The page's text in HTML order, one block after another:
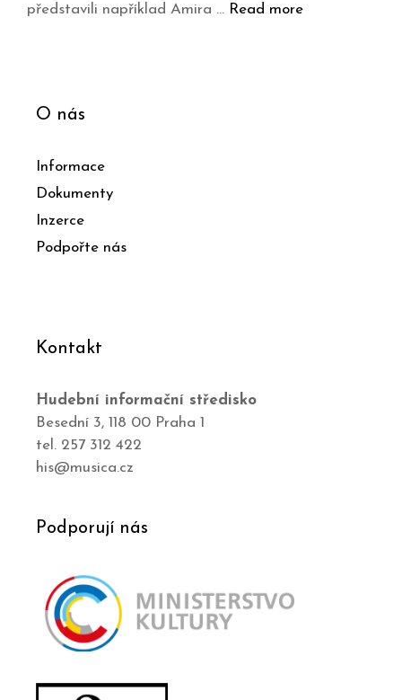
představili například Amira … Read more
O nás
Informace
Dokumenty
Inzerce
Podpořte nás
Kontakt
Hudební informační středisko
Besední 3, 118 00 Praha 1
tel. 257 312 422
his@musica.cz
Podporují nás